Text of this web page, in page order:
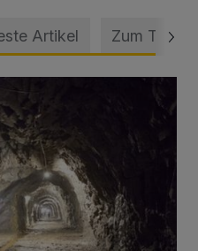
Artikel Zum Thema